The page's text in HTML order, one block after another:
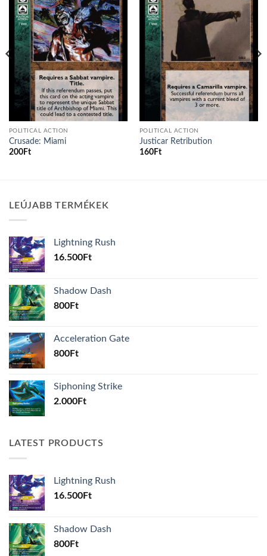
Add to
wishlist
POLITICAL ACTION
Crusade: Miami
200Ft
Add to
wishlist
POLITICAL ACTION
Justicar Retribution
160Ft
LEÚJABB TERMÉKEK
Lightning Rush
16.500Ft
Shadow Dash
800Ft
Acceleration Gate
800Ft
Siphoning Strike
2.000Ft
LATEST PRODUCTS
Lightning Rush
16.500Ft
Shadow Dash
800Ft